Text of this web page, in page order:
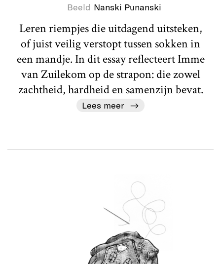
Beeld Nanski Punanski
Leren riempjes die uitdagend uitsteken,
of juist veilig verstopt tussen sokken in
een mandje. In dit essay reflecteert Imme
van Zuilekom op de strapon: die zowel
zachtheid, hardheid en samenzijn bevat.
Lees meer